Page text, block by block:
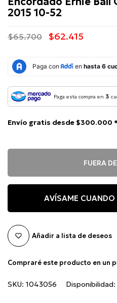
2015 10-52
$65.700 $62.415
Paga esta compra en 3
Envío gratis desde $300.000
FUERA
AVÍSAME CUANDO
Añadir a lista de deseos
Compraré este producto en un
SKU: 1043056 Disponibilidad: